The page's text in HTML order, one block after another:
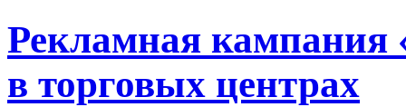
Рекламная кампания
в торговых центрах